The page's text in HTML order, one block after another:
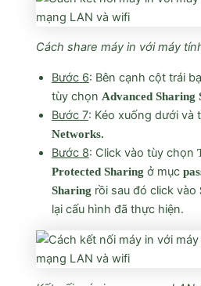
Cách share máy in với máy
Bước 6: Bên cạnh cột trái
tùy chọn Advanced Sharing
Bước 7: Kéo xuống dưới và
Networks.
Bước 8: Click vào tùy chọn
Protected Sharing ở mục
Sharing rồi sau đó click vào
lại cấu hình đã thực hiện.